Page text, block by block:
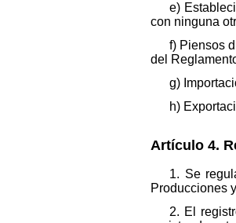
e)
con ninguna
f) Piensos
del
g)
h)
Artículo 4.
1. Se
Producciones
2. El